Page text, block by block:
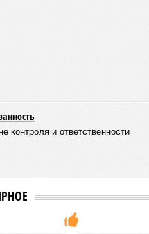
контроля и ответственности